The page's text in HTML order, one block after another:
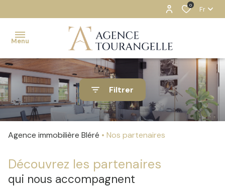
0 Fr
Menu
ACCUEIL
NOS
BIENS
ESTIMATION
AGENCE
Filtrer
Agence immobilière Bléré Nos partenaires
Découvrez les partenaires
qui nous accompagnent